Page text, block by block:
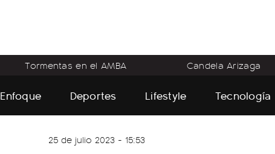
Tormentas en el AMBA Candela Arizaga
Enfoque Deportes Lifestyle Tecnología
25 de julio 2023 - 15:53